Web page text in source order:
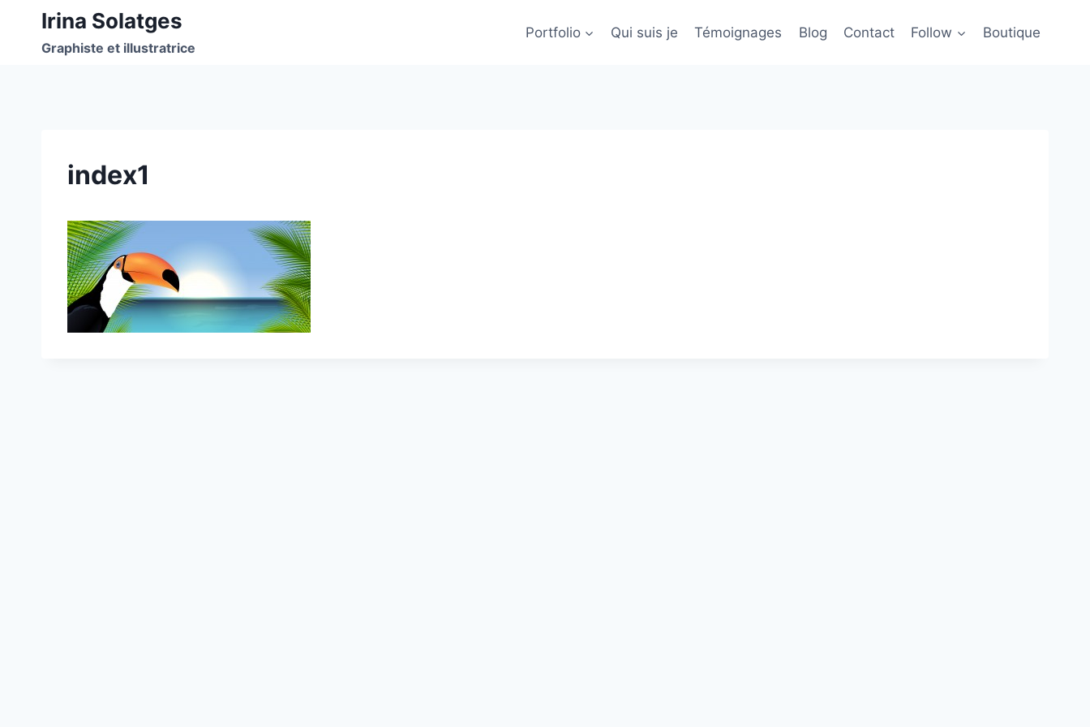
contenu
Irina Solatges
Graphiste et illustratrice
Portfolio Qui suis je Témoignages Blog Contact Follow Boutique
index1